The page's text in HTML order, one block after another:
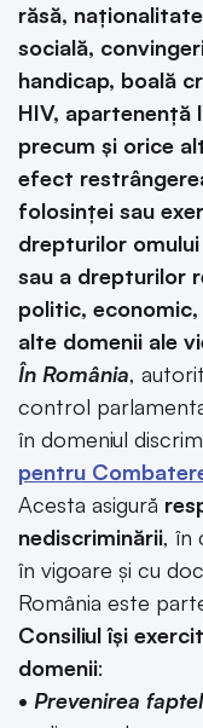
răsă,
socială,
handicap, boală
HIV, apartenență
precum și orice
efect
folosinței sau
drepturilor
sau a drepturilor
politic,
alte domenii ale
În România,
control
în domeniul
pentru
Acesta asigură
nediscriminării, în
în vigoare și cu
România este
Consiliul își
domenii:
• Prevenirea